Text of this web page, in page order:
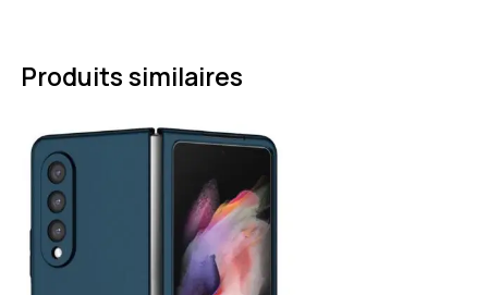
Produits similaires